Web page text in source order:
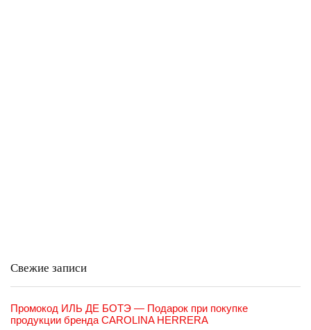
Свежие записи
Промокод ИЛЬ ДЕ БОТЭ — Подарок при покупке
продукции бренда CAROLINA HERRERA